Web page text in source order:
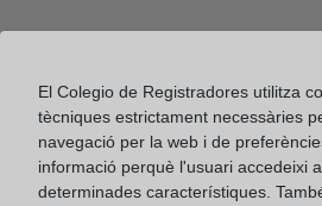
El Colegio de Registradores utilitza
tècniques estrictament necessàries
navegació per la web i de
informació perquè l'usuari accedeixi
determinades característiques.